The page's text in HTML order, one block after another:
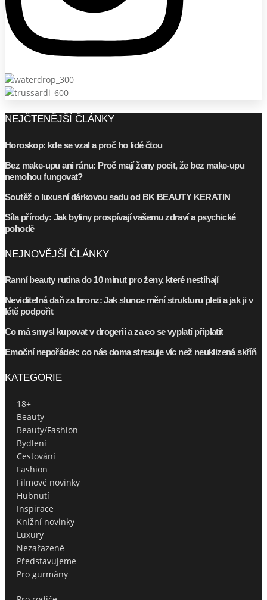
NEJČTENĚJŠÍ ČLÁNKY
Horoskop: kde se vzal a proč ho lidé čtou
Bez make-upu ani ránu: Proč mají ženy pocit, že bez make-upu
nemohou fungovat?
Soutěž o luxusní dárkovou sadu od BK BEAUTY KERATIN
Síla přírody: Jak byliny prospívají vašemu zdraví a psychické
pohodě
NEJNOVĚJŠÍ ČLÁNKY
Ranní beauty rutina do 10 minut pro ženy, které nestíhají
Neviditelná daň za bronz: Jak slunce mění strukturu pleti a jak ji v
létě podpořit
Co má smysl kupovat v drogerii a za co se vyplatí připlatit
Emoční nepořádek: co nás doma stresuje víc než neuklizená skříň
KATEGORIE
18+
Beauty
Beauty/Fashion
Bydlení
Cestování
Fashion
Filmové novinky
Hubnutí
Inspirace
Knižní novinky
Luxury
Nezařazené
Představujeme
Pro gurmány